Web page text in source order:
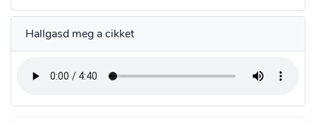
Hallgasd meg a cikket